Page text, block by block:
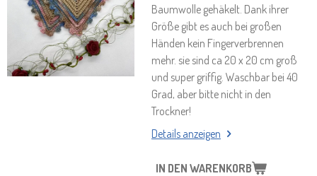
Baumwolle gehäkelt. Dank ihrer
Größe gibt es auch bei großen
Händen kein Fingerverbrennen
mehr. sie sind ca 20 x 20 cm groß
und super griffig. Waschbar bei 40
Grad, aber bitte nicht in den
Trockner!
Details anzeigen
IN DEN WARENKORB